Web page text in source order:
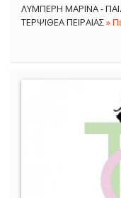
ΛΥΜΠΕΡΗ ΜΑΡΙΝΑ -
ΤΕΡΨΙΘΕΑ ΠΕΙΡΑΙΑΣ»